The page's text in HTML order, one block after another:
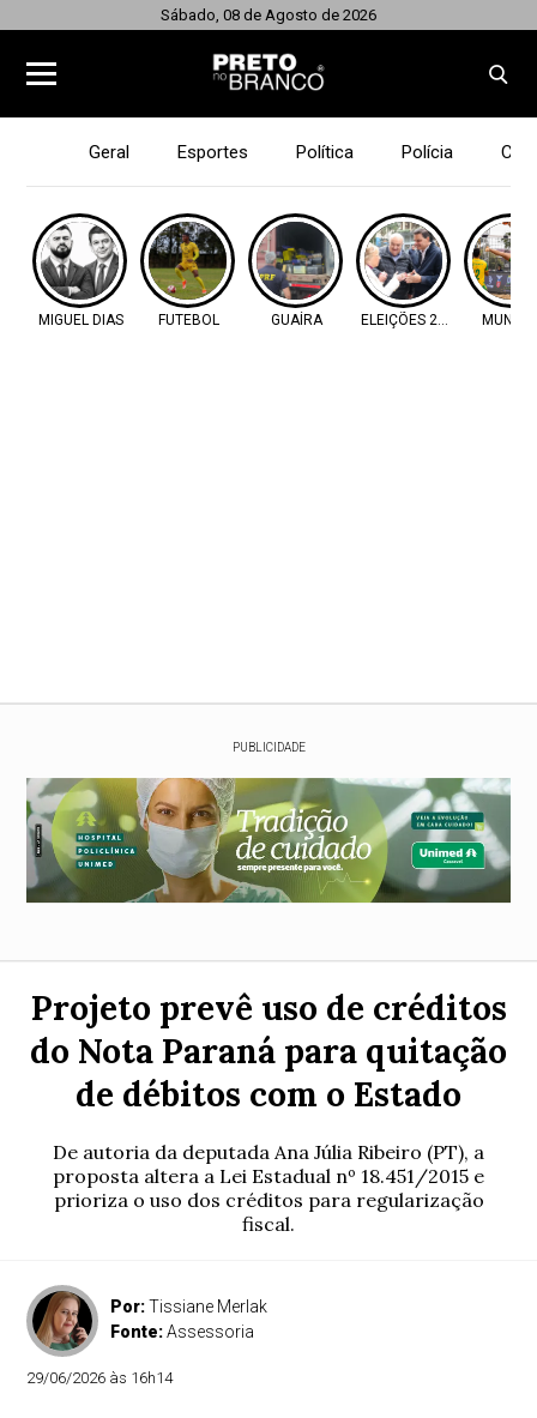
Sábado, 08 de Agosto de 2026
Geral Esportes Política Polícia
MIGUEL DIAS FUTEBOL GUAÍRA ELEIÇÕES 2026
PUBLICIDADE
Projeto prevê uso de créditos
do Nota Paraná para quitação
de débitos com o Estado
De autoria da deputada Ana Júlia Ribeiro (PT), a
proposta altera a Lei Estadual nº 18.451/2015 e
prioriza o uso dos créditos para regularização
fiscal.
Por:Tissiane Merlak
Fonte:Assessoria
29/06/2026 às 16h14